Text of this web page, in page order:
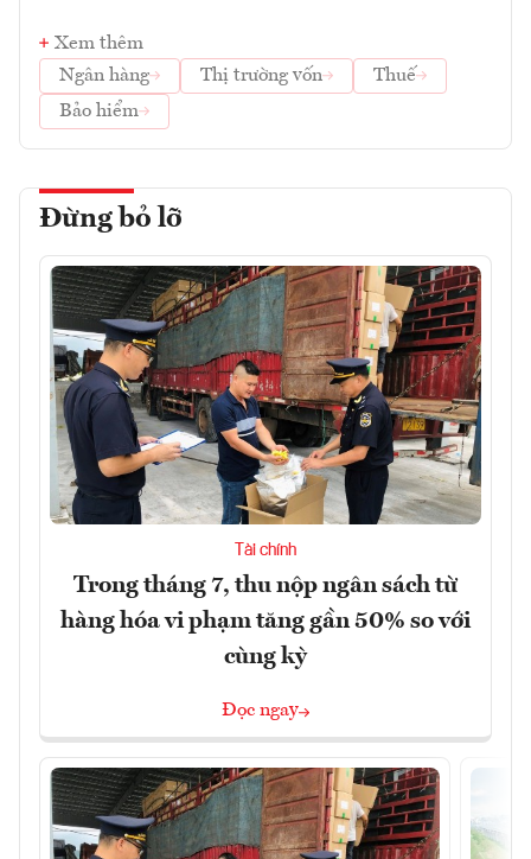
Xem thêm
Ngân hàng
Thị trường vốn
Thuế
Bảo hiểm
Đừng bỏ lỡ
Tài chính
Trong tháng 7, thu nộp ngân sách từ
hàng hóa vi phạm tăng gần 50% so với
cùng kỳ
Đọc ngay